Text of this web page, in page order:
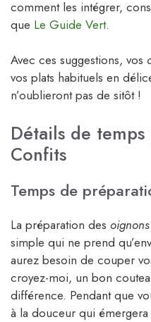
comment les intégrer,
que Le Guide Vert.
Avec ces suggestions, vos
vos plats habituels en
n’oublieront pas de sitôt !
Détails de
Confits
Temps de
La préparation des
simple qui ne prend
aurez besoin de couper
croyez-moi, un bon
différence. Pendant que
à la douceur qui